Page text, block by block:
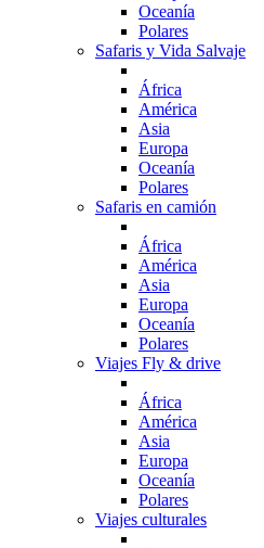
Oceanía
Polares
Safaris y Vida Salvaje
África
América
Asia
Europa
Oceanía
Polares
Safaris en camión
África
América
Asia
Europa
Oceanía
Polares
Viajes Fly & drive
África
América
Asia
Europa
Oceanía
Polares
Viajes culturales